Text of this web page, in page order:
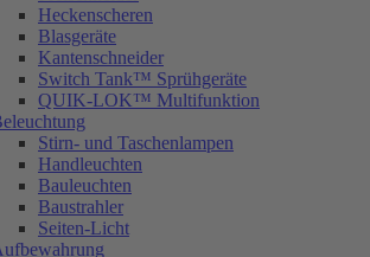
Heckenscheren
Blasgeräte
Kantenschneider
Switch Tank™ Sprühgeräte
QUIK-LOK™ Multifunktion
Stirn- und Taschenlampen
Handleuchten
Bauleuchten
Baustrahler
Seiten-Licht